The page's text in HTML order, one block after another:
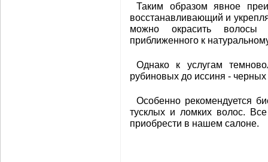
Таким образом явное
восстанавливающий и
можно окрасить
приближенного к
Однако к услугам
рубиновых до иссиня -
Особенно рекомендуется
тусклых и ломких волос.
приобрести в нашем салоне.